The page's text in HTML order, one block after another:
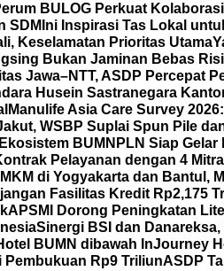
BULOG Perkuat
SDM Ini Inspirasi Tas Lokal
Keselamatan Prioritas Utama
Bukan Jaminan Bebas
Jawa–NTT, ASDP Percepat
Husein Sastranegara
Manulife Asia Care Survey
WSBP Suplai Spun Pile
BUMN PLN Siap
Pelayanan dengan 4
di Yogyakarta dan Bantul,
Fasilitas Kredit Rp2,175
APSMI Dorong Peningkatan
Sinergi BSI dan
BUMN dibawah InJourney
Rp9 TriliunASDP